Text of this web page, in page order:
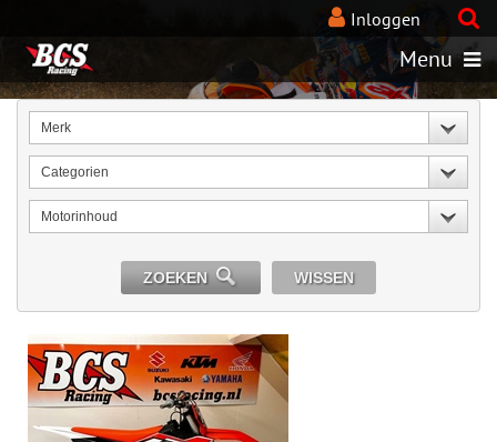
Inloggen
Menu
Merk
Categorien
Motorinhoud
ZOEKEN WISSEN